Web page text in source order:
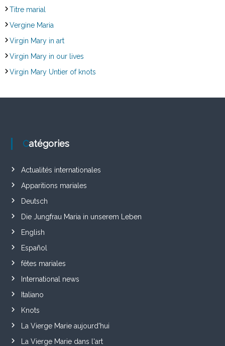
Titre marial
Vergine Maria
Virgin Mary in art
Virgin Mary in our lives
Virgin Mary Untier of knots
Catégories
Actualités internationales
Apparitions mariales
Deutsch
Die Jungfrau Maria in unserem Leben
English
Español
fêtes mariales
International news
Italiano
Knots
La Vierge Marie aujourd'hui
La Vierge Marie dans l'art